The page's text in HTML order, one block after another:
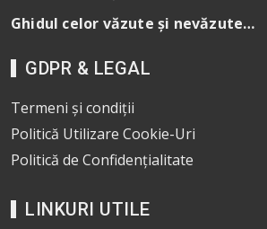
Ghidul celor văzute și nevăzute…
GDPR & LEGAL
Termeni și condiții
Politică Utilizare Cookie-Uri
Politică de Confidențialitate
LINKURI UTILE